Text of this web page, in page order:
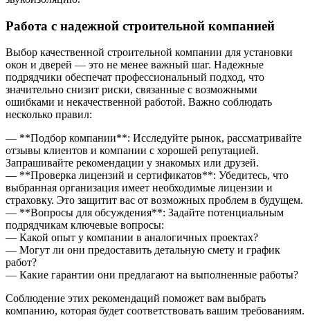
Работа с надежной строительной компанией
Выбор качественной строительной компании для установки
окон и дверей — это не менее важный шаг. Надежные
подрядчики обеспечат профессиональный подход, что
значительно снизит риски, связанные с возможными
ошибками и некачественной работой. Важно соблюдать
несколько правил:
— **Подбор компании**: Исследуйте рынок, рассматривайте
отзывы клиентов и компании с хорошей репутацией.
Запрашивайте рекомендации у знакомых или друзей.
— **Проверка лицензий и сертификатов**: Убедитесь, что
выбранная организация имеет необходимые лицензии и
страховку. Это защитит вас от возможных проблем в будущем.
— **Вопросы для обсуждения**: Задайте потенциальным
подрядчикам ключевые вопросы:
— Какой опыт у компании в аналогичных проектах?
— Могут ли они предоставить детальную смету и график
работ?
— Какие гарантии они предлагают на выполненные работы?
Соблюдение этих рекомендаций поможет вам выбрать
компанию, которая будет соответствовать вашим требованиям.